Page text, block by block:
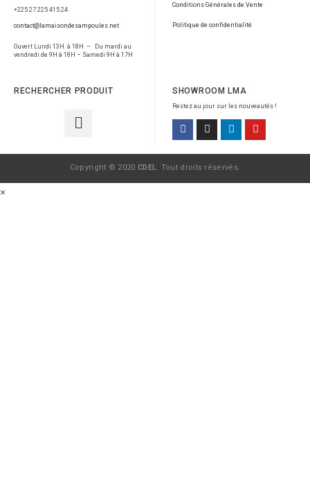
+225 27 225 415 24
contact@lamaisondesampoules.net
Ouvert Lundi 13H à 18H – Du mardi au
vendredi de 9H à 18H – Samedi 9H à 17H
Conditions Générales de Vente
Politique de confidentialité
RECHERCHER PRODUIT SHOWROOM LMA
Restez au jour sur les nouveautés !
Copyright © 2020 CDEL. Tout droits réservés.
×